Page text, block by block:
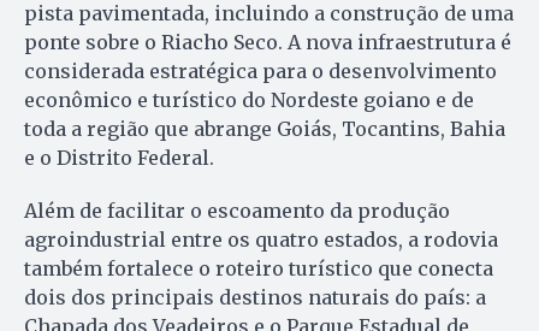
pista pavimentada, incluindo a construção de uma
ponte sobre o Riacho Seco. A nova infraestrutura é
considerada estratégica para o desenvolvimento
econômico e turístico do Nordeste goiano e de
toda a região que abrange Goiás, Tocantins, Bahia
e o Distrito Federal.
Além de facilitar o escoamento da produção
agroindustrial entre os quatro estados, a rodovia
também fortalece o roteiro turístico que conecta
dois dos principais destinos naturais do país: a